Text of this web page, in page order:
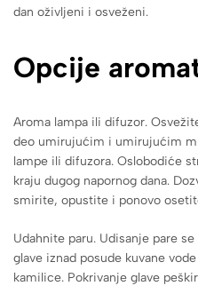
dan oživljeni i osveženi.
Opcije
Aroma lampa ili difuzor.
deo umirujućim i umirujućim
lampe ili difuzora. Oslobodiće
kraju dugog napornog dana.
smirite, opustite i ponovo
Udahnite paru. Udisanje pare
glave iznad posude kuvane
kamilice. Pokrivanje glave